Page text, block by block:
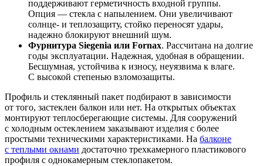
поддерживают герметичность входной группы.
Опция — стекла с напылением. Они увеличивают
солнце- и теплозащиту, стойко переносят удары,
надежно блокируют внешний шум.
Фурнитура Siegenia или Fornax. Рассчитана на долгие
годы эксплуатации. Надежная, удобная в обращении.
Бесшумная, устойчива к износу, неуязвима к влаге.
С высокой степенью взломозащиты.
Профиль и стеклянный пакет подбирают в зависимости
от того, застеклен балкон или нет. На открытых объектах
монтируют теплосберегающие системы. Для сооружений
с холодным остеклением заказывают изделия с более
простыми техническими характеристиками. На балконе
с теплыми окнами достаточно трехкамерного пластикового
профиля с однокамерным стеклопакетом.